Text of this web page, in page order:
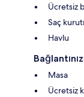
Ücretsiz
Saç
Havlu
Masa
Ücretsiz